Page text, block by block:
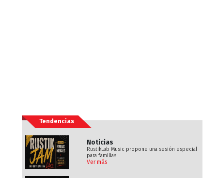
Tendencias
Noticias
RustikLab Music propone una sesión especial
para familias
Ver más